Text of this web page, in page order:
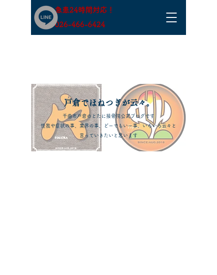
急患24時間対応！
​026-466-6424
​戸倉でほねつぎが云々。
千曲市戸倉のとたに接骨院公式ブログです
怪我や症状の事、業界の事、どーでもいー事、いろいろ云々と
言っていきたいと思います